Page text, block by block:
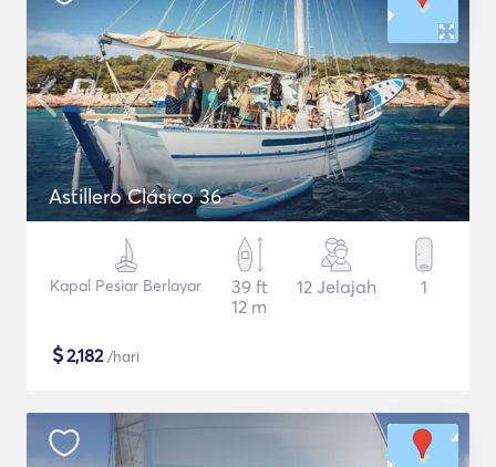
Astillero Clásico 36
Kapal Pesiar Berlayar
39 ft
12 m
12 Jelajah 1
$2,182/hari